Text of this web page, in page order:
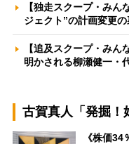
【独走スクープ・みん
ジェクト”の計画変更
【追及スクープ・み
明かされる柳瀬健一・
古賀真人「発掘！
《株価